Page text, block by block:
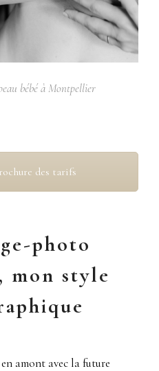
bébé à Montpellier
des tarifs
photo
mon style
amont avec la future